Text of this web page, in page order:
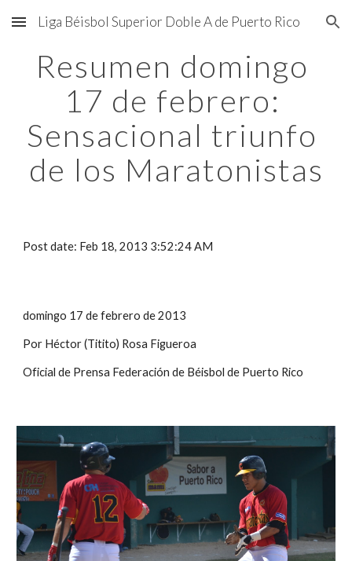
Skip to main content Skip to navigation
Liga Béisbol Superior Doble A de Puerto Rico
Resumen domingo
17 de febrero:
Sensacional triunfo
de los Maratonistas
Post date: Feb 18, 2013 3:52:24 AM
domingo 17 de febrero de 2013
Por Héctor (Titito) Rosa Figueroa
Oficial de Prensa Federación de Béisbol de Puerto Rico